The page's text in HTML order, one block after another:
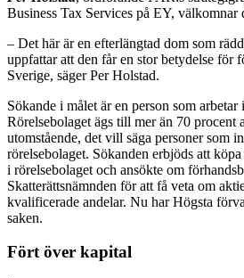
Business Tax Services på EY, välkomnar
– Det här är en efterlängtad dom som
uppfattar att den får en stor betydelse för
Sverige, säger Per Holstad.
Sökande i målet är en person som arbetar
Rörelsebolaget ägs till mer än 70 procent
utomstående, det vill säga personer som
rörelsebolaget. Sökanden erbjöds att
i rörelsebolaget och ansökte om
Skatterättsnämnden för att få veta om
kvalificerade andelar. Nu har Högsta
saken.
Fört över kapital